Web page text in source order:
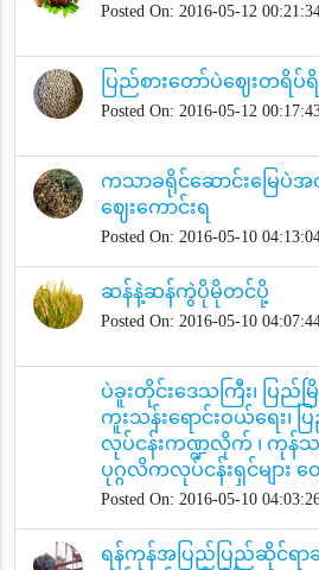
Posted On: 2016-05-12
ပြည်စားတော်ပဲဈေးတရိ
Posted On: 2016-05-12
ကသာခရိုင်ဆောင်းမြေပဲအ
ဈေးကောင်းရ
Posted On: 2016-05-10
ဆန်နဲ့ဆန်ကွဲပိုမိုတင်ပို့
Posted On: 2016-05-10
ပဲခူးတိုင်းဒေသကြီး၊ ပြည်မ
ကူးသန်းရောင်းဝယ်ရေး၊
လုပ်ငန်းကဏ္ဍလိုက် ၊ ကုန်သ
ပုဂ္ဂလိကလုပ်ငန်းရှင်များ
Posted On: 2016-05-10
ရန်ကုန်အပြည်ပြည်ဆိုင်ရ